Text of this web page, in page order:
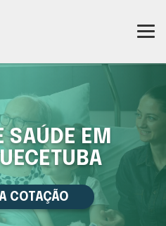
SAÚDE EM
COTAÇÃO